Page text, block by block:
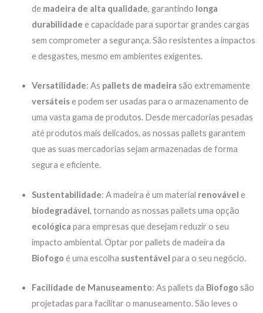
de madeira de alta qualidade, garantindo longa
durabilidade e capacidade para suportar grandes cargas
sem comprometer a segurança. São resistentes a impactos
e desgastes, mesmo em ambientes exigentes.
Versatilidade: As pallets de madeira são extremamente
versáteise podem ser usadas para o armazenamento de
uma vasta gama de produtos. Desde mercadorias pesadas
até produtos mais delicados, as nossas pallets garantem
que as suas mercadorias sejam armazenadas de forma
segura e eficiente.
Sustentabilidade: A madeira é um material renovável e
biodegradável, tornando as nossas pallets uma opção
ecológica para empresas que desejam reduzir o seu
impacto ambiental. Optar por pallets de madeira da
Biofogo é uma escolha sustentável para o seu negócio.
Facilidade de Manuseamento: As pallets da Biofogo são
projetadas para facilitar o manuseamento. São leves o